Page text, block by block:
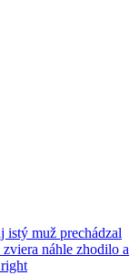
istý muž prechádzal
náhle zhodilo a